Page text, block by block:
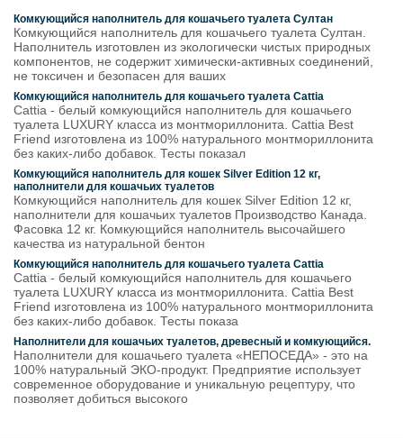
Комкующийся наполнитель для кошачьего туалета Султан
Комкующийся наполнитель для кошачьего туалета Султан.
Наполнитель изготовлен из экологически чистых природных
компонентов, не содержит химически-активных соединений,
не токсичен и безопасен для ваших
Комкующийся наполнитель для кошачьего туалета Cattia
Cattia - белый комкующийся наполнитель для кошачьего
туалета LUXURY класса из монтмориллонита. Cattia Best
Friend изготовлена из 100% натурального монтмориллонита
без каких-либо добавок. Тесты показал
Комкующийся наполнитель для кошек Silver Edition 12 кг,
наполнители для кошачьих туалетов
Комкующийся наполнитель для кошек Silver Edition 12 кг,
наполнители для кошачьих туалетов Производство Канада.
Фасовка 12 кг. Комкующийся наполнитель высочайшего
качества из натуральной бентон
Комкующийся наполнитель для кошачьего туалета Cattia
Cattia - белый комкующийся наполнитель для кошачьего
туалета LUXURY класса из монтмориллонита. Cattia Best
Friend изготовлена из 100% натурального монтмориллонита
без каких-либо добавок. Тесты показа
Наполнители для кошачьих туалетов, древесный и комкующийся.
Наполнители для кошачьего туалета «НЕПОСЕДА» - это на
100% натуральный ЭКО-продукт. Предприятие использует
современное оборудование и уникальную рецептуру, что
позволяет добиться высокого